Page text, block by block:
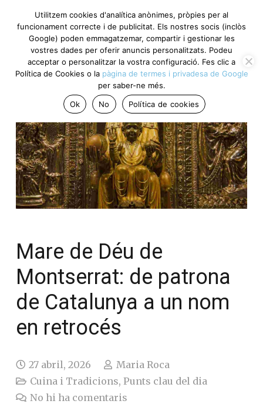
Mare de Déu de
Montserrat: de patrona
de Catalunya a un nom
en retrocés
27 abril, 2026
Maria Roca
Cuina i Tradicions,Punts clau del dia
No hi ha comentaris
Utilitzem cookies d'analítica anònimes, pròpies per al
funcionament correcte i de publicitat. Els nostres socis (inclòs
Google) poden emmagatzemar, compartir i gestionar les
vostres dades per oferir anuncis personalitzats. Podeu
acceptar o personalitzar la vostra configuració. Fes clic a
Política de Cookies o la pàgina de termes i privadesa de Google
per saber-ne més.
Ok
No Política de cookies